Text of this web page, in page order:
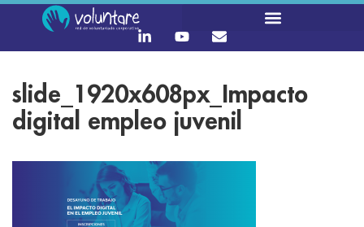
slide_1920x608px_Impacto
digital empleo juvenil